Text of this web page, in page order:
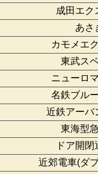
成田エク
あさ
カモメエ
東武ス
ニューロ
名鉄ブル
近鉄アーバ
東海型
ドア開
近郊電車(ダ